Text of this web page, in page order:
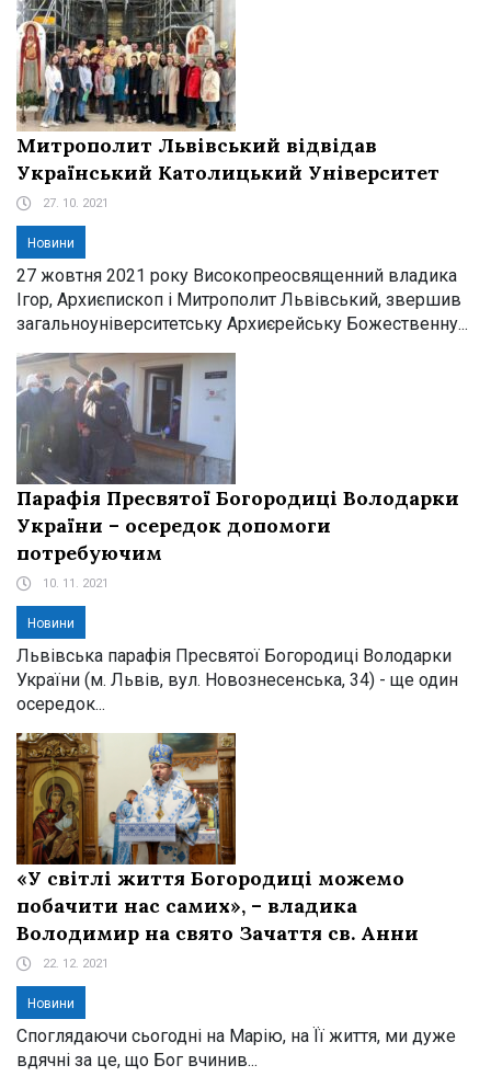
Митрополит Львівський відвідав
Український Католицький Університет
27. 10. 2021
Новини
27 жовтня 2021 року Високопреосвященний владика
Ігор, Архиєпископ і Митрополит Львівський, звершив
загальноуніверситетську Архиєрейську Божественну...
Парафія Пресвятої Богородиці Володарки
України – осередок допомоги
потребуючим
10. 11. 2021
Новини
Львівська парафія Пресвятої Богородиці Володарки
України (м. Львів, вул. Новознесенська, 34) - ще один
осередок...
«У світлі життя Богородиці можемо
побачити нас самих», – владика
Володимир на свято Зачаття св. Анни
22. 12. 2021
Новини
Споглядаючи сьогодні на Марію, на Її життя, ми дуже
вдячні за це, що Бог вчинив...